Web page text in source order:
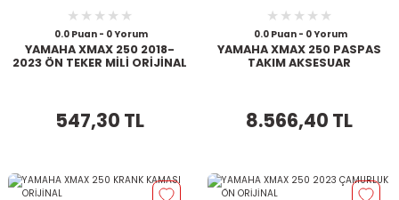
0.0 Puan - 0 Yorum
YAMAHA XMAX 250 2018-
2023 ÖN TEKER MİLİ ORİJİNAL
547,30 TL
0.0 Puan - 0 Yorum
YAMAHA XMAX 250 PASPAS
TAKIM AKSESUAR
8.566,40 TL